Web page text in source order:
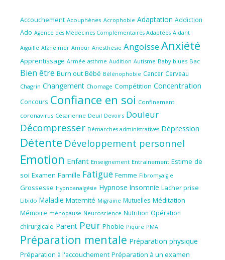
Accouchement Acouphènes Acrophobie Adaptation Addiction
Ado Agence des Médecines Complémentaires Adaptées Aidant
Aiguille Alzheimer Amour Anesthésie Angoisse Anxiété
Apprentissage Armée asthme Audition Autisme Baby blues Bac
Bien être Burn out Bébé Bélénophobie Cancer Cerveau
Chagrin Changement Chomage Compétition Concentration
Concours Confiance en soi Confinement
coronavirus Césarienne Deuil Devoirs Douleur
Décompresser Démarches administratives Dépression
Détente Développement personnel
Emotion Enfant Enseignement Entrainement Estime de
soi Examen Famille Fatigue Femme Fibromyalgie
Grossesse Hypnoanalgésie Hypnose Insomnie Lacher prise
Libido Maladie Maternité Migraine Mutuelles Méditation
Mémoire ménopause Neuroscience Nutrition Opération
chirurgicale Parent Peur Phobie Piqure PMA
Préparation mentale Préparation physique
Préparation à l'accouchement Préparation à un examen